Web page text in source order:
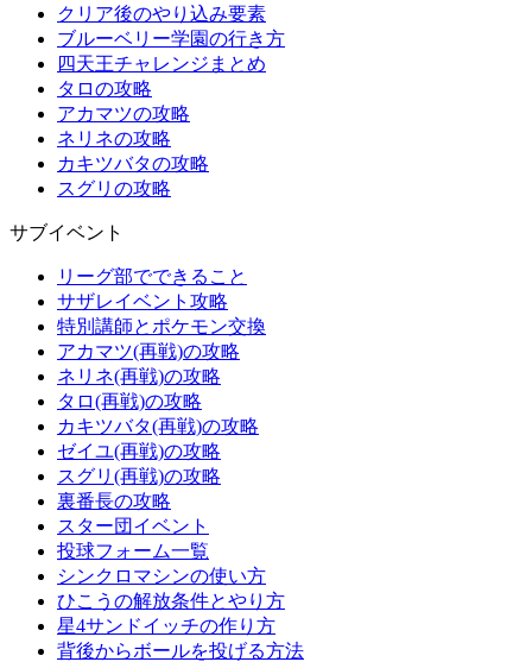
クリア後のやり込み要素
ブルーベリー学園の行き方
四天王チャレンジまとめ
タロの攻略
アカマツの攻略
ネリネの攻略
カキツバタの攻略
スグリの攻略
サブイベント
リーグ部でできること
サザレイベント攻略
特別講師とポケモン交換
アカマツ(再戦)の攻略
ネリネ(再戦)の攻略
タロ(再戦)の攻略
カキツバタ(再戦)の攻略
ゼイユ(再戦)の攻略
スグリ(再戦)の攻略
裏番長の攻略
スター団イベント
投球フォーム一覧
シンクロマシンの使い方
ひこうの解放条件とやり方
星4サンドイッチの作り方
背後からボールを投げる方法